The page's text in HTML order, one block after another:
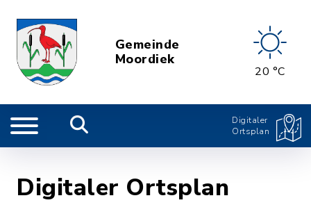
Gemeinde
Moordiek
20 °C
Digitaler
Ortsplan
Digitaler Ortsplan